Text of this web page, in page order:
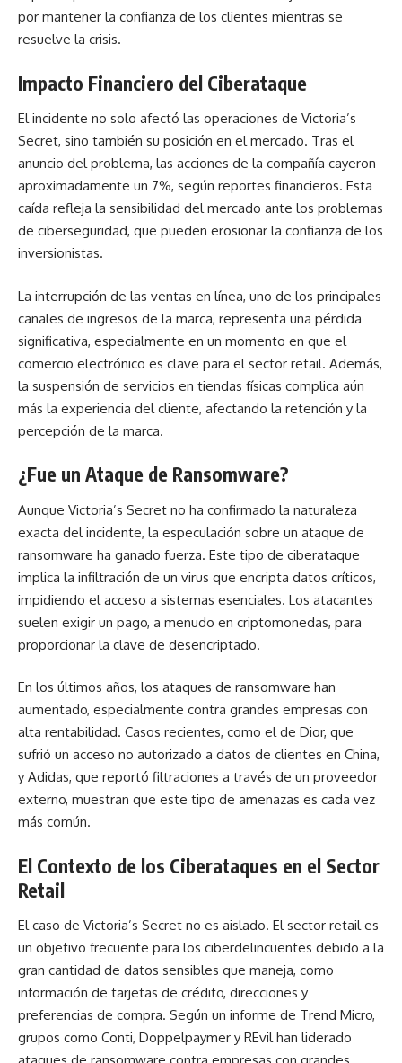
por mantener la confianza de los clientes mientras se
resuelve la crisis.
Impacto Financiero del Ciberataque
El incidente no solo afectó las operaciones de Victoria’s
Secret, sino también su posición en el mercado. Tras el
anuncio del problema, las acciones de la compañía cayeron
aproximadamente un 7%, según reportes financieros. Esta
caída refleja la sensibilidad del mercado ante los problemas
de ciberseguridad, que pueden erosionar la confianza de los
inversionistas.
La interrupción de las ventas en línea, uno de los principales
canales de ingresos de la marca, representa una pérdida
significativa, especialmente en un momento en que el
comercio electrónico es clave para el sector retail. Además,
la suspensión de servicios en tiendas físicas complica aún
más la experiencia del cliente, afectando la retención y la
percepción de la marca.
¿Fue un Ataque de Ransomware?
Aunque Victoria’s Secret no ha confirmado la naturaleza
exacta del incidente, la especulación sobre un ataque de
ransomware ha ganado fuerza. Este tipo de ciberataque
implica la infiltración de un virus que encripta datos críticos,
impidiendo el acceso a sistemas esenciales. Los atacantes
suelen exigir un pago, a menudo en criptomonedas, para
proporcionar la clave de desencriptado.
En los últimos años, los ataques de ransomware han
aumentado, especialmente contra grandes empresas con
alta rentabilidad. Casos recientes, como el de Dior, que
sufrió un acceso no autorizado a datos de clientes en China,
y Adidas, que reportó filtraciones a través de un proveedor
externo, muestran que este tipo de amenazas es cada vez
más común.
El Contexto de los Ciberataques en el Sector
Retail
El caso de Victoria’s Secret no es aislado. El sector retail es
un objetivo frecuente para los ciberdelincuentes debido a la
gran cantidad de datos sensibles que maneja, como
información de tarjetas de crédito, direcciones y
preferencias de compra. Según un informe de Trend Micro,
grupos como Conti, Doppelpaymer y REvil han liderado